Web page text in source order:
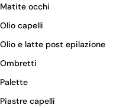
Matite occhi
Olio capelli
Olio e latte post epilazione
Ombretti
Palette
Piastre capelli